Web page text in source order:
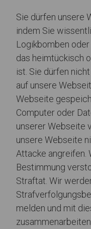
Sie dürfen unsere
indem Sie
Logikbomben
das heimtückisch
ist. Sie dürfen
auf unsere
Webseite
Computer oder
unserer Webseite
unsere Webseite
Attacke angreifen.
Bestimmung
Straftat. Wir
melden und mit